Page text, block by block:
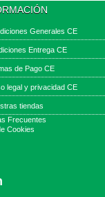
Generales CE
Entrega CE
de Pago CE
legal y privacidad CE
tiendas
Frecuentes
Cookies